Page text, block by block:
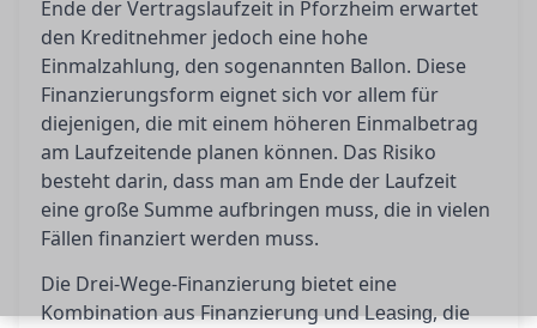
Ende der Vertragslaufzeit in Pforzheim erwartet
den Kreditnehmer jedoch eine hohe
Einmalzahlung, den sogenannten Ballon. Diese
Finanzierungsform eignet sich vor allem für
diejenigen, die mit einem höheren Einmalbetrag
am Laufzeitende planen können. Das Risiko
besteht darin, dass man am Ende der Laufzeit
eine große Summe aufbringen muss, die in vielen
Fällen finanziert werden muss.
Die Drei-Wege-Finanzierung bietet eine
Kombination aus Finanzierung undLeasing, die